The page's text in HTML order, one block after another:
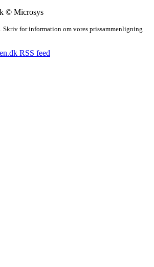
© Microsys
Skriv for information om vores prissammenligning